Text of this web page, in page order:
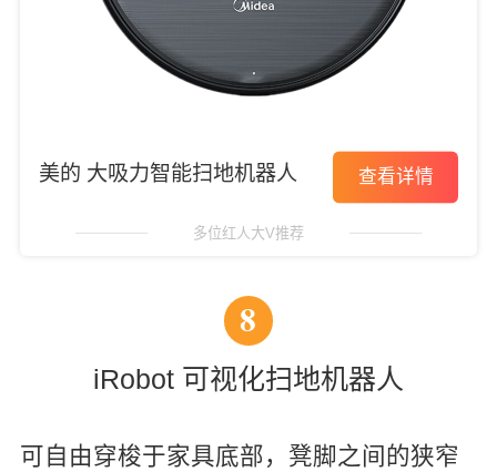
美的 大吸力智能扫地机器人 查看详情
多位红人大V推荐
8
iRobot 可视化扫地机器人
可自由穿梭于家具底部，凳脚之间的狭窄